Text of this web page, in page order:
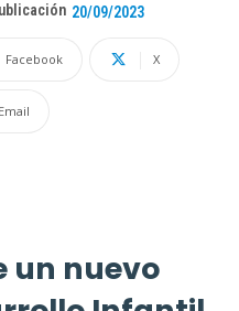
20/09/2023
Facebook X
Email
un nuevo